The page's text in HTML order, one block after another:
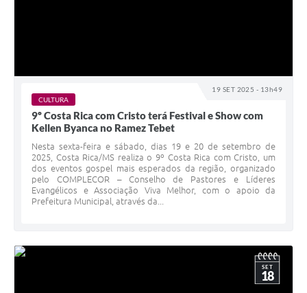
19 SET 2025 - 13h49
CULTURA
9º Costa Rica com Cristo terá Festival e Show com
Kellen Byanca no Ramez Tebet
Nesta sexta-feira e sábado, dias 19 e 20 de setembro de
2025, Costa Rica/MS realiza o 9º Costa Rica com Cristo, um
dos eventos gospel mais esperados da região, organizado
pelo COMPLECOR – Conselho de Pastores e Líderes
Evangélicos e Associação Viva Melhor, com o apoio da
Prefeitura Municipal, através da...
SET
18